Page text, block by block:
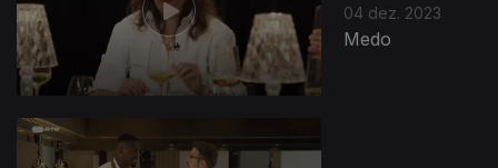
04 dez. 2023
Medo